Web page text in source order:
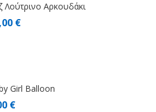
Λούτρινο Αρκουδάκι
€
Girl Balloon
€